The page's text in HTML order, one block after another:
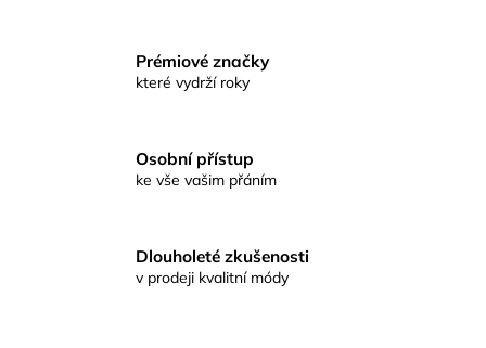
Prémiové značky
které vydrží roky
Osobní přístup
ke vše vašim přáním
Dlouholeté zkušenosti
v prodeji kvalitní módy